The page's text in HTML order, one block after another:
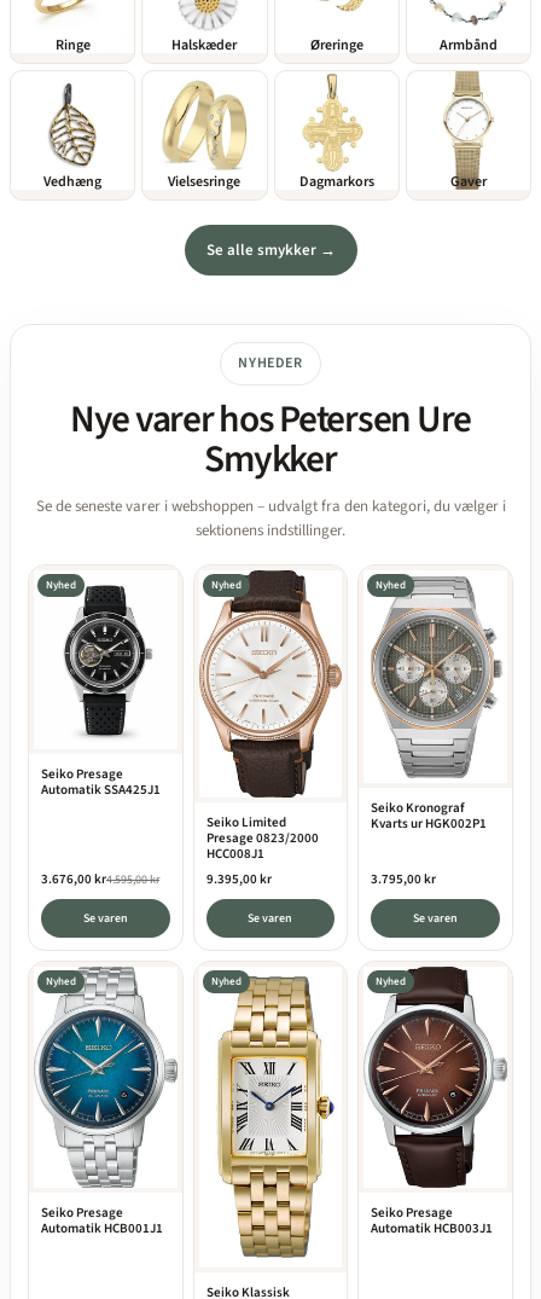
Ringe Halskæder Øreringe Armbånd
Vedhæng Vielsesringe Dagmarkors Gaver
Se alle smykker →
NYHEDER
Nye varer hos Petersen Ure
Smykker
Se de seneste varer i webshoppen – udvalgt fra den kategori, du vælger i
sektionens indstillinger.
Nyhed
Seiko Presage
Automatik SSA425J1
3.676,00 kr4.595,00 kr
Se varen
Nyhed
Seiko Limited
Presage 0823/2000
HCC008J1
9.395,00 kr
Se varen
Nyhed
Seiko Kronograf
Kvarts ur HGK002P1
3.795,00 kr
Se varen
Nyhed
Seiko Presage
Automatik HCB001J1
Nyhed
Seiko Klassisk
Nyhed
Seiko Presage
Automatik HCB003J1